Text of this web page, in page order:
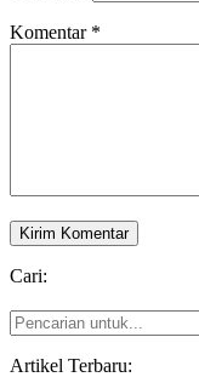
Komentar *
Cari:
Pencarian
untuk...
Artikel Terbaru: